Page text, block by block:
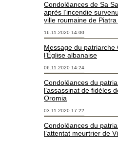
Condoléances de Sa
après l’incendie
ville roumaine de
16.11.2020 14:00
Message du patriarche
l’Église albanaise
06.11.2020 14:24
Condoléances du
l’assassinat de fidèles
Oromia
03.11.2020 17:22
Condoléances du
l’attentat meurtrier de